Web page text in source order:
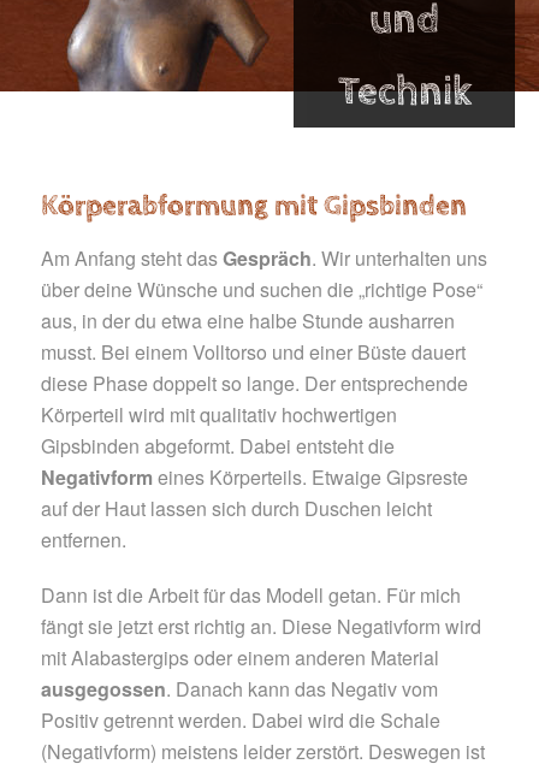
und
Technik
Körperabformung mit Gipsbinden
Am Anfang steht dasGespräch. Wir unterhalten uns
über deine Wünsche und suchen die „richtige Pose“
aus, in der du etwa eine halbe Stunde ausharren
musst. Bei einem Volltorso und einer Büste dauert
diese Phase doppelt so lange. Der entsprechende
Körperteil wird mit qualitativ hochwertigen
Gipsbinden abgeformt. Dabei entsteht die
Negativform eines Körperteils. Etwaige Gipsreste
auf der Haut lassen sich durch Duschen leicht
entfernen.
Dann ist die Arbeit für das Modell getan. Für mich
fängt sie jetzt erst richtig an. Diese Negativform wird
mit Alabastergips oder einem anderen Material
ausgegossen. Danach kann das Negativ vom
Positiv getrennt werden. Dabei wird die Schale
(Negativform) meistens leider zerstört. Deswegen ist